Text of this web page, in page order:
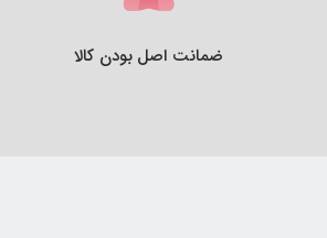
ضمانت اصل بودن کالا